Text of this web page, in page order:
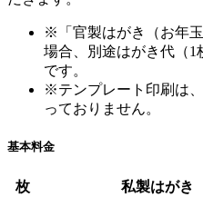
※「官製はがき（お年
場合、別途はがき代（1
です。
※テンプレート印刷は
っておりません。
基本料金
枚
私製はがき